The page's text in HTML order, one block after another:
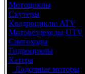
Мотоциклы
Скутеры
Квадроциклы ATV
Мотовездеходы UTV
Снегоходы
Гидроциклы
Катера
Лодочные моторы